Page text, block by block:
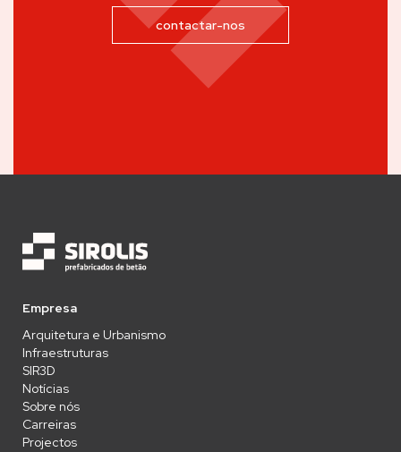
contactar-nos
Empresa
Arquitetura e Urbanismo
Infraestruturas
SIR3D
Notícias
Sobre nós
Carreiras
Projectos